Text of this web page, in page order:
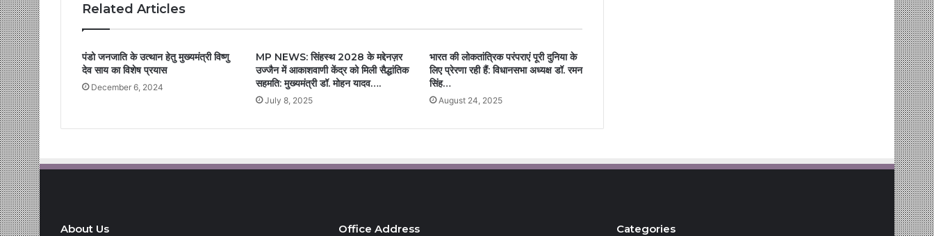
Related Articles
पंडो जनजाति के उत्थान हेतु मुख्यमंत्री विष्णु
देव साय का विशेष प्रयास
December 6, 2024
MP NEWS: सिंहस्थ 2028 के मद्देनज़र
उज्जैन में आकाशवाणी केंद्र को मिली सैद्धांतिक
सहमति: मुख्यमंत्री डॉ. मोहन यादव….
July 8, 2025
भारत की लोकतांत्रिक परंपराएं पूरी दुनिया के
लिए प्रेरणा रही हैं: विधानसभा अध्यक्ष डॉ. रमन
सिंह…
August 24, 2025
About Us Office Address Categories